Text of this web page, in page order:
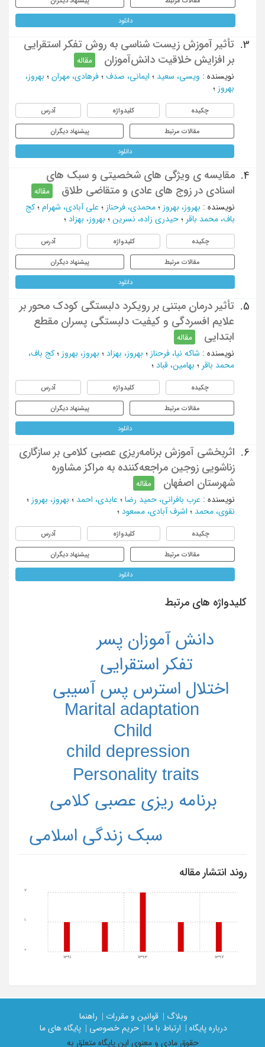
دانلود
3.
تأثیر آموزش زیست شناسی به روش تفکر استقرایی
بر افزایش خلاقیت دانش‌آموزان
مقاله
نویسنده : ویسی، سعید ؛ ایمانی، صدف ؛ فرهادی، مهران ؛ بهروز،
بهروز ؛
چکیده کلیدواژه آدرس
مقالات مرتبط پیشنهاد دیگران
دانلود
4.
مقایسه ی ویژگی های شخصیتی و سبک های
اسنادی در زوج های عادی و متقاضی طلاق
مقاله
نویسنده : بهروز، بهروز ؛ محمدی، فرحناز ؛ علی آبادی، شهرام ؛ کج
باف، محمد باقر ؛ حیدری زاده، نسرین ؛ بهروز، بهزاد ؛
چکیده کلیدواژه آدرس
مقالات مرتبط پیشنهاد دیگران
دانلود
5.
تأثیر درمان مبتنی بر رویکرد دلبستگی کودک محور بر
علایم افسردگی و کیفیت دلبستگی پسران مقطع
ابتدایی
مقاله
نویسنده : شاکه نیا، فرحناز ؛ بهروز، بهزاد ؛ بهروز، بهروز ؛ کج باف،
محمد باقر ؛ بهامین، قباد ؛
چکیده کلیدواژه آدرس
مقالات مرتبط پیشنهاد دیگران
دانلود
6.
اثربخشی آموزش برنامه‌ریزی عصبی کلامی بر سازگاری
زناشویی زوجین مراجعه‌کننده به مراکز مشاوره
شهرستان اصفهان
مقاله
نویسنده : عرب بافرانی، حمید رضا ؛ عابدی، احمد ؛ بهروز، بهروز ؛
نقوی، محمد ؛ اشرف آبادی، مسعود ؛
چکیده کلیدواژه آدرس
مقالات مرتبط پیشنهاد دیگران
دانلود
کلیدواژه های مرتبط
Child
child depression
Marital adaptation
Personality traits
اختلال استرس پس آسیبی
برنامه ریزی عصبی کلامی
تفکر استقرایی
دانش آموزان پسر
سبک زندگی اسلامی
روند انتشار مقاله
1391 1393 1397
0
1
2
وبلاگ | قوانین و مقررات |
راهنما
درباره پایگاه |
ارتباط با ما | حریم خصوصی |
پایگاه های ما
حقوق مادی و معنوی اين پايگاه متعلق به